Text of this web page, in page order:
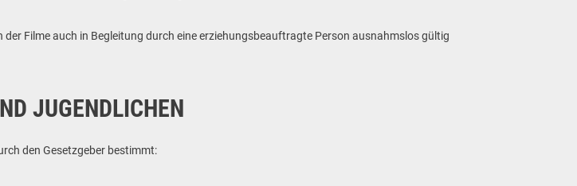
Filme auch in Begleitung durch eine erziehungsbeauftragte Person ausnahmslos gültig
JUGENDLICHEN
den Gesetzgeber bestimmt: